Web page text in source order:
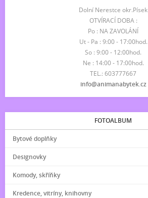
Dolní Nerestce okr.Písek
OTVÍRACÍ DOBA :
Po : NA ZAVOLÁNÍ
Ut - Pa : 9:00 - 17:00hod.
So : 9:00 - 12:00hod.
Ne : 14:00 - 17:00hod.
TEL.: 603777667
info@animanabytek.cz
FOTOALBUM
Bytové doplňky
Designovky
Komody, skříňky
Kredence, vitríny, knihovny